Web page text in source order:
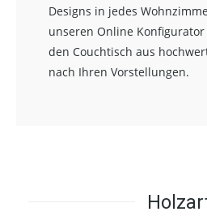
Designs in jedes
unseren Online
den Couchtisch aus
nach Ihren Vorstellungen.